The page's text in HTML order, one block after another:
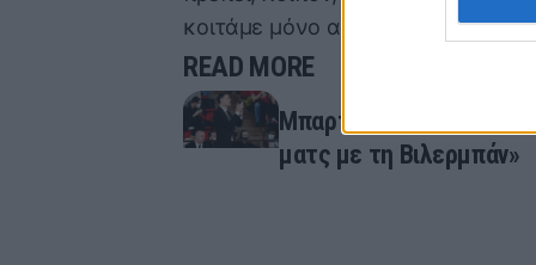
κοιτάμε μόνο αυτό».
READ MORE
Mπαρτζώκας: «"Χάλασε"
ματς με τη Βιλερμπάν»